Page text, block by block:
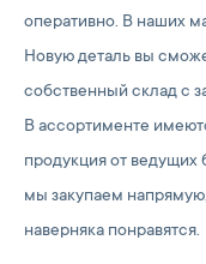
оперативно. В наших
Новую деталь вы
собственный склад с
В ассортименте
продукция от ведущих
мы закупаем
наверняка понравятся.